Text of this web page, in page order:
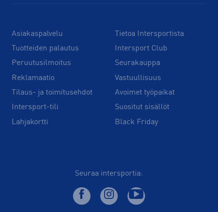
Asiakaspalvelu
Tuotteiden palautus
Peruutusilmoitus
Reklamaatio
Tilaus- ja toimitusehdot
Intersport-tili
Lahjakortti
Tietoa Intersportista
Intersport Club
Seurakauppa
Vastuullisuus
Avoimet työpaikat
Suositut sisällöt
Black Friday
Seuraa intersportia: